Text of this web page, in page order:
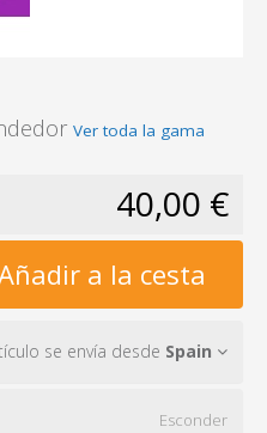
Ver toda la gama
40,00 €
a la cesta
se envía desde Spain
Esconder